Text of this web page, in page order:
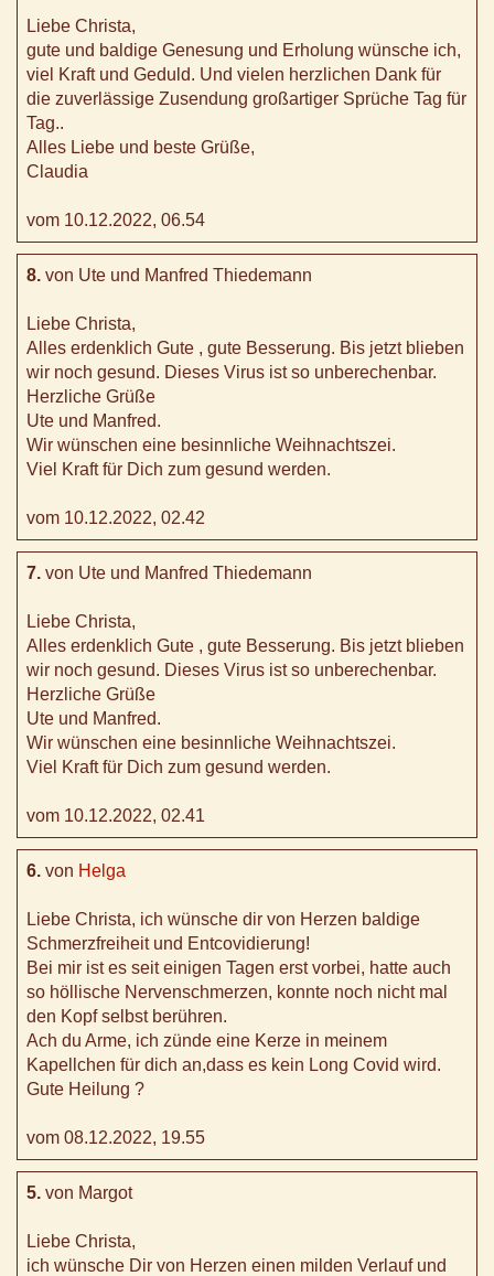
Liebe Christa,
gute und baldige Genesung und Erholung wünsche ich,
viel Kraft und Geduld. Und vielen herzlichen Dank für
die zuverlässige Zusendung großartiger Sprüche Tag für
Tag..
Alles Liebe und beste Grüße,
Claudia
vom 10.12.2022, 06.54
8. von Ute und Manfred Thiedemann
Liebe Christa,
Alles erdenklich Gute , gute Besserung. Bis jetzt blieben
wir noch gesund. Dieses Virus ist so unberechenbar.
Herzliche Grüße
Ute und Manfred.
Wir wünschen eine besinnliche Weihnachtszei.
Viel Kraft für Dich zum gesund werden.
vom 10.12.2022, 02.42
7. von Ute und Manfred Thiedemann
Liebe Christa,
Alles erdenklich Gute , gute Besserung. Bis jetzt blieben
wir noch gesund. Dieses Virus ist so unberechenbar.
Herzliche Grüße
Ute und Manfred.
Wir wünschen eine besinnliche Weihnachtszei.
Viel Kraft für Dich zum gesund werden.
vom 10.12.2022, 02.41
6. von Helga
Liebe Christa, ich wünsche dir von Herzen baldige
Schmerzfreiheit und Entcovidierung!
Bei mir ist es seit einigen Tagen erst vorbei, hatte auch
so höllische Nervenschmerzen, konnte noch nicht mal
den Kopf selbst berühren.
Ach du Arme, ich zünde eine Kerze in meinem
Kapellchen für dich an,dass es kein Long Covid wird.
Gute Heilung ?
vom 08.12.2022, 19.55
5. von Margot
Liebe Christa,
ich wünsche Dir von Herzen einen milden Verlauf und